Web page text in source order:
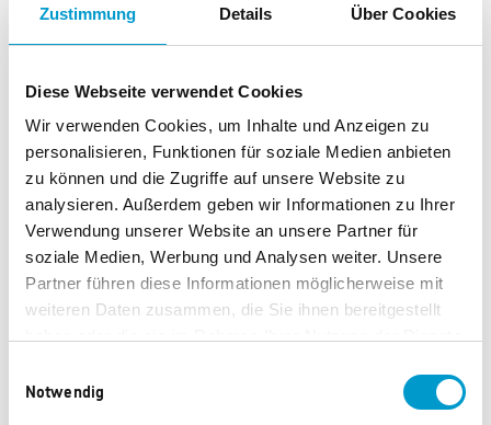
Zustimmung Details Über Cookies
Diese Webseite verwendet Cookies
Wir verwenden Cookies, um Inhalte und Anzeigen zu
personalisieren, Funktionen für soziale Medien anbieten
zu können und die Zugriffe auf unsere Website zu
analysieren. Außerdem geben wir Informationen zu Ihrer
Verwendung unserer Website an unsere Partner für
soziale Medien, Werbung und Analysen weiter. Unsere
Partner führen diese Informationen möglicherweise mit
weiteren Daten zusammen, die Sie ihnen bereitgestellt
Notwendig
0 Punkte 0 Punkte
078645 TREND2026 PA 2